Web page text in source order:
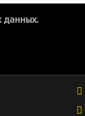
данных.